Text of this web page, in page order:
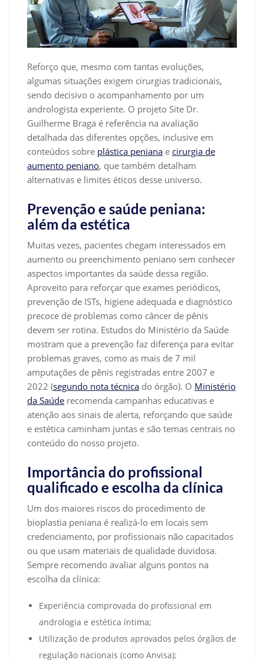
Reforço que, mesmo com tantas evoluções,
algumas situações exigem cirurgias tradicionais,
sendo decisivo o acompanhamento por um
andrologista experiente. O projeto Site Dr.
Guilherme Braga é referência na avaliação
detalhada das diferentes opções, inclusive em
conteúdos sobre plástica peniana e cirurgia de
aumento peniano, que também detalham
alternativas e limites éticos desse universo.
Prevenção e saúde peniana:
além da estética
Muitas vezes, pacientes chegam interessados em
aumento ou preenchimento peniano sem conhecer
aspectos importantes da saúde dessa região.
Aproveito para reforçar que exames periódicos,
prevenção de ISTs, higiene adequada e diagnóstico
precoce de problemas como câncer de pênis
devem ser rotina. Estudos do Ministério da Saúde
mostram que a prevenção faz diferença para evitar
problemas graves, como as mais de 7 mil
amputações de pênis registradas entre 2007 e
2022 (segundo nota técnica do órgão). O Ministério
da Saúde recomenda campanhas educativas e
atenção aos sinais de alerta, reforçando que saúde
e estética caminham juntas e são temas centrais no
conteúdo do nosso projeto.
Importância do profissional
qualificado e escolha da clínica
Um dos maiores riscos do procedimento de
bioplastia peniana é realizá-lo em locais sem
credenciamento, por profissionais não capacitados
ou que usam materiais de qualidade duvidosa.
Sempre recomendo avaliar alguns pontos na
escolha da clínica:
Experiência comprovada do profissional em
andrologia e estética íntima;
Utilização de produtos aprovados pelos órgãos de
regulação nacionais (como Anvisa);